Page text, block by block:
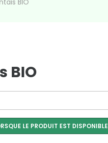
BIO
BIO
LE PRODUIT EST DISPONIBLE